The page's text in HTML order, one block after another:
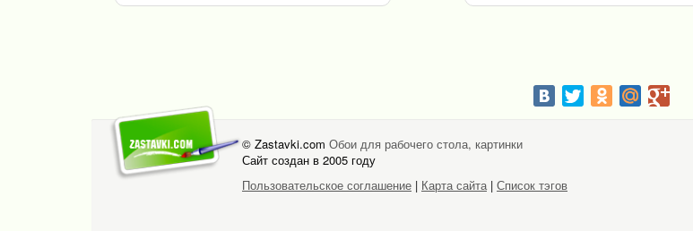
© Zastavki.com Обои для рабочего стола, картинки
Сайт создан в 2005 году
Пользовательское соглашение | Карта сайта | Список тэгов